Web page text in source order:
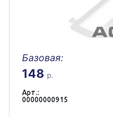
Базовая:
148 р.
Арт.:
00000000915